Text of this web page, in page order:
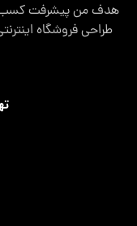
هدف من پیشرفت کسب
طراحی فروشگاه